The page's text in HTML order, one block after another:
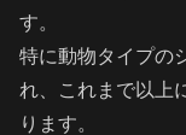
す。
特に動物タイプの
れ、これまで以上
ります。